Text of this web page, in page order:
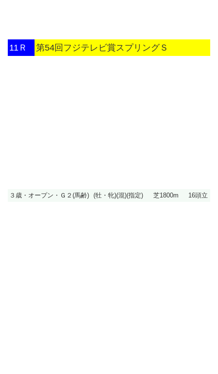
11Ｒ 第54回フジテレビ賞スプリングＳ
３歳・オープン・Ｇ２(馬齢) (牡・牝)(混)(指定) 芝1800m 16頭立